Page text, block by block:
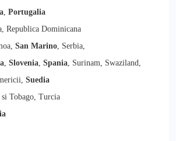
Portugalia
Republica Dominicana
San Marino , Serbia,
Slovenia Spania , Surinam, Swaziland,
Suedia
Tobago, Turcia